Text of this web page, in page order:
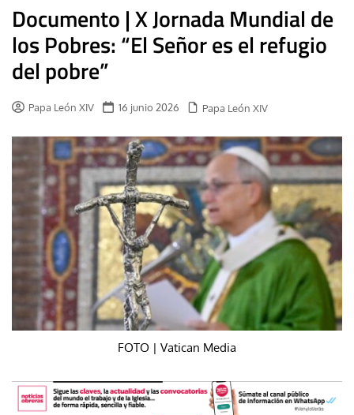
Documento | X Jornada Mundial de
los Pobres: “El Señor es el refugio
del pobre”
Papa León XIV 16 junio 2026 Papa León XIV
FOTO | Vatican Media